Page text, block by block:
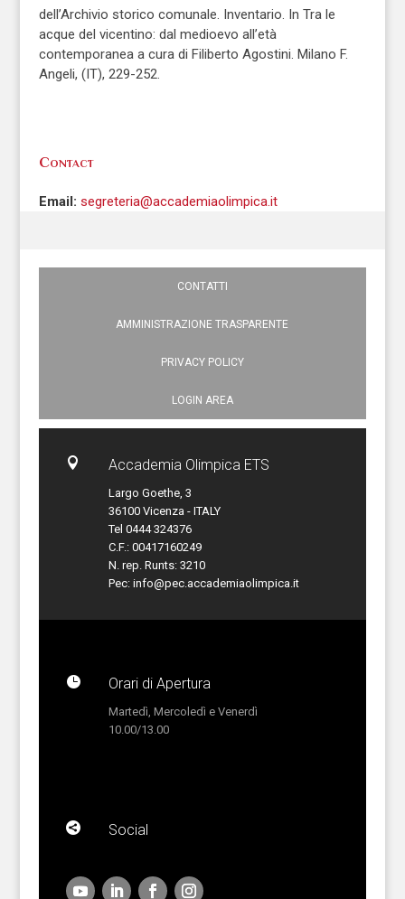
dell’Archivio storico comunale. Inventario. In Tra le
acque del vicentino: dal medioevo all’età
contemporanea a cura di Filiberto Agostini. Milano F.
Angeli, (IT), 229-252.
Contact
Email: segreteria@accademiaolimpica.it
CONTATTI
AMMINISTRAZIONE TRASPARENTE
PRIVACY POLICY
LOGIN AREA
 Accademia Olimpica ETS
Largo Goethe, 3
36100 Vicenza - ITALY
Tel 0444 324376
C.F.: 00417160249
N. rep. Runts: 3210
Pec: info@pec.accademiaolimpica.it
 Orari di Apertura
Martedì, Mercoledì e Venerdì
10.00/13.00
 Social